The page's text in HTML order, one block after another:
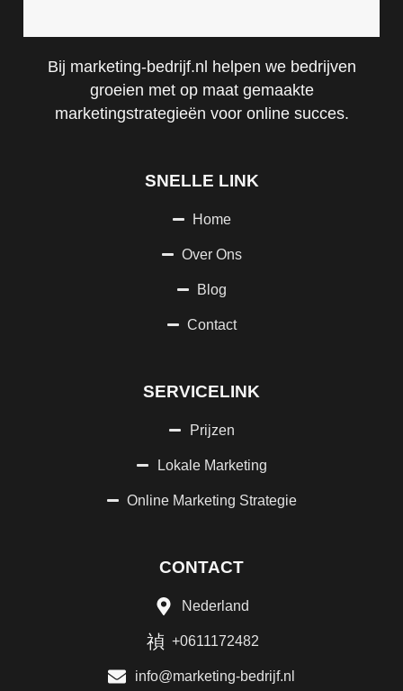
Bij marketing-bedrijf.nl helpen we bedrijven
groeien met op maat gemaakte
marketingstrategieën voor online succes.
SNELLE LINK
Home
Over Ons
Blog
Contact
SERVICELINK
Prijzen
Lokale Marketing
Online Marketing Strategie
CONTACT
Nederland
+0611172482
info@marketing-bedrijf.nl